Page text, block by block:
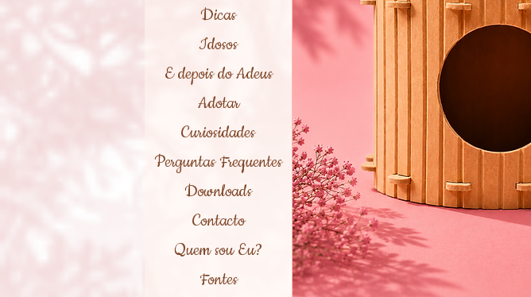
Dicas
Idosos
E depois do Adeus
Adotar
Curiosidades
Perguntas Frequentes
Downloads
Contacto
Quem sou Eu?
Fontes